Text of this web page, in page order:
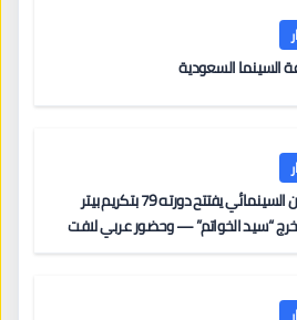
السينما السعودية
مهرجان كان السينمائي يفتتح دورته 79 بتكريم بيتر
“سيد الخواتم” — وحضور عربي لافت